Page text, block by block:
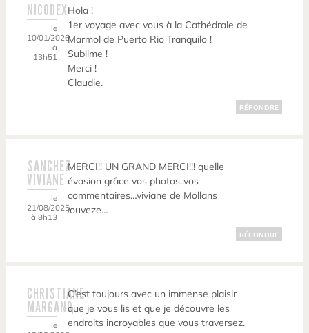
NICODEX
le
10/01/2026
à
13h51
Hola !
1er voyage avec vous à la Cathédrale de
Marmol de Puerto Rio Tranquilo !
Sublime !
Merci !
Claudie.
RÉPONDRE
SANCHEZ
VIVIANE
le
21/08/2025
à 8h13
MERCI!! UN GRAND MERCI!!! quelle
évasion grâce vos photos..vos
commentaires…viviane de Mollans
/ouveze…
RÉPONDRE
CHRISTIANE
MARGAND
le
C’est toujours avec un immense plaisir
que je vous lis et que je découvre les
endroits incroyables que vous traversez.